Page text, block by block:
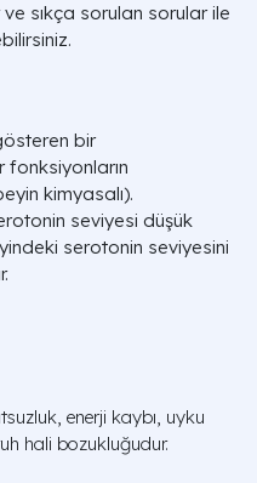
sıkça sorulan sorular ile
bir
fonksiyonların
kimyasalı).
seviyesi düşük
serotonin seviyesini
enerji kaybı, uyku
hali bozukluğudur.